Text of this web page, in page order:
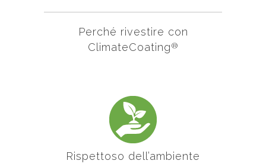
Perché rivestire con
ClimateCoating®
Rispettoso dell’ambiente